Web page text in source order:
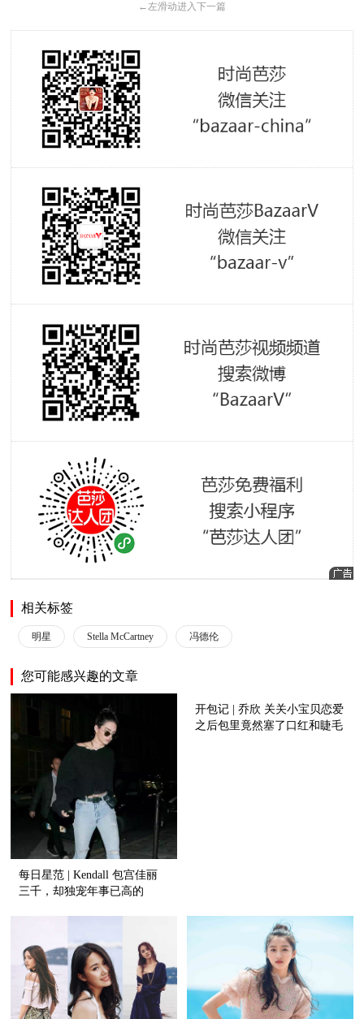
←左滑动进入下一篇
相关标签
明星 Stella McCartney 冯德伦
您可能感兴趣的文章
每日星范 | Kendall 包宫佳丽
三千，却独宠年事已高的
开包记 | 乔欣 关关小宝贝恋爱
之后包里竟然塞了口红和睫毛